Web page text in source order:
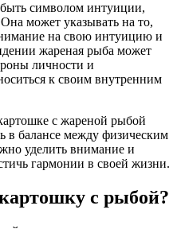
символом интуиции,
может указывать на то,
на свою интуицию и
жареная рыба может
личности и
к своим внутренним
с жареной рыбой
в балансе между физическим
уделить внимание и
гармонии в своей жизни.
с рыбой?